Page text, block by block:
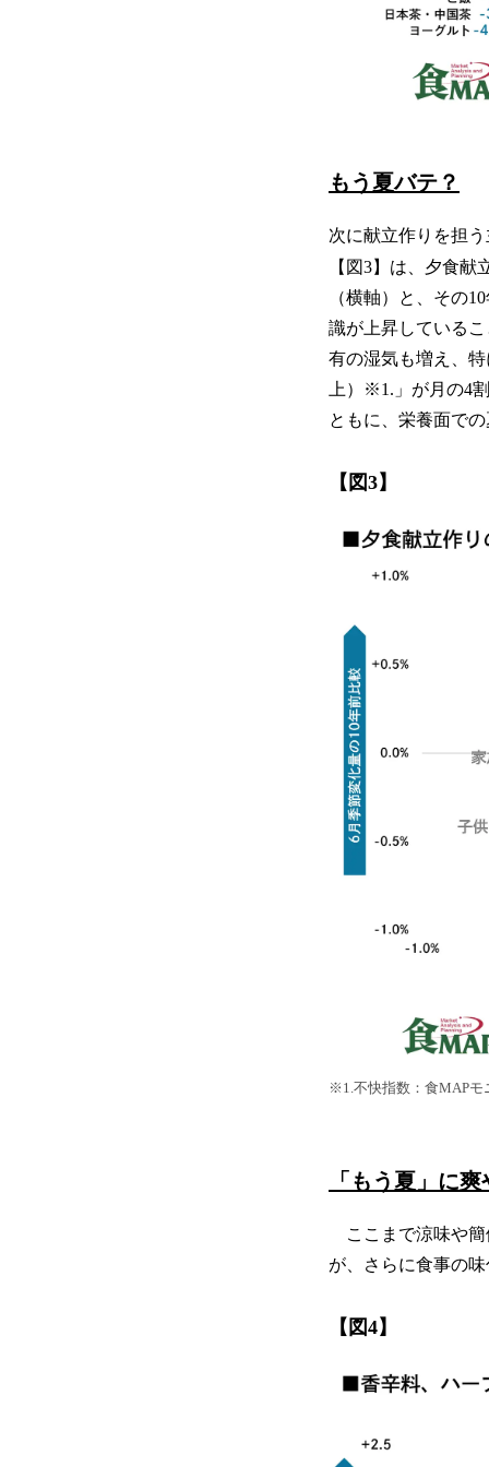
もう夏バテ？
次に献立作りを担
【図3】は、夕食
（横軸）と、その
識が上昇している
有の湿気も増え、
上）※1.」が月の4
ともに、栄養面で
【図3】
※1.不快指数：食MAPモ
「もう夏」に
ここまで涼味や簡
が、さらに食事の
【図4】